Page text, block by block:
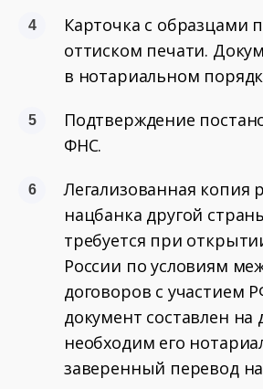
Карточка с образцами
оттиском печати.
в нотариальном
Подтверждение
ФНС.
Легализованная копия
нацбанка другой
требуется при
России по условиям
договоров с участием
документ составлен на
необходим его
заверенный перевод